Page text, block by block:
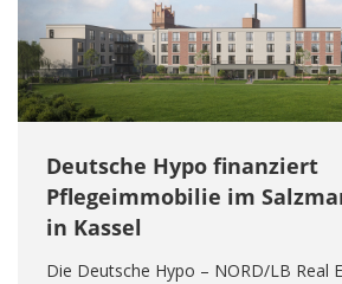
Deutsche Hypo finanziert
Pflegeimmobilie im
in Kassel
Die Deutsche Hypo – NORD/LB Real